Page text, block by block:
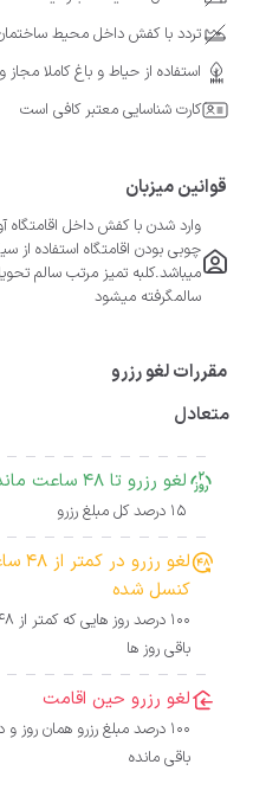
تردد با کفش داخل محیط
استفاده از حیاط و باغ کاملا مجاز
کارت شناسایی معتبر کافی است
قوانین میزبان
وارد شدن با کفش داخل اقامتگاه
چوبی بودن اقامتگاه استفاده از
میباشد.کلبه تمیز مرتب سالم
سالمگرفته میشود
مقررات لغو رزرو
متعادل
لغو رزرو تا 48 ساعت مانده به زمان ورود روز کنسل شده
15 درصد کل مبلغ رزرو
لغو
کنسل شده
باقی روز ها
لغو رزرو حین اقامت
باقی مانده